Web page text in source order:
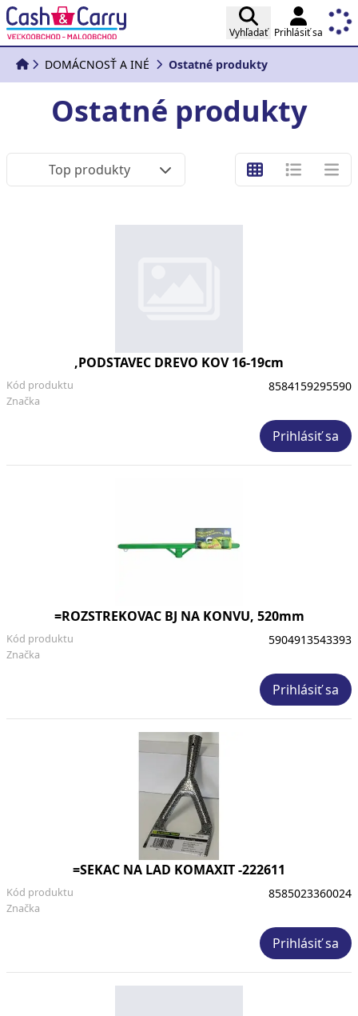
Vyhľadať Prihlásiť sa
DOMÁCNOSŤ A INÉ Ostatné produkty
Ostatné produkty
Top produkty
,PODSTAVEC DREVO KOV 16-19cm
Značka
Kód produktu 8584159295590
Prihlásiť sa
=ROZSTREKOVAC BJ NA KONVU, 520mm
Značka
Kód produktu 5904913543393
Prihlásiť sa
=SEKAC NA LAD KOMAXIT -222611
Značka
Kód produktu 8585023360024
Prihlásiť sa